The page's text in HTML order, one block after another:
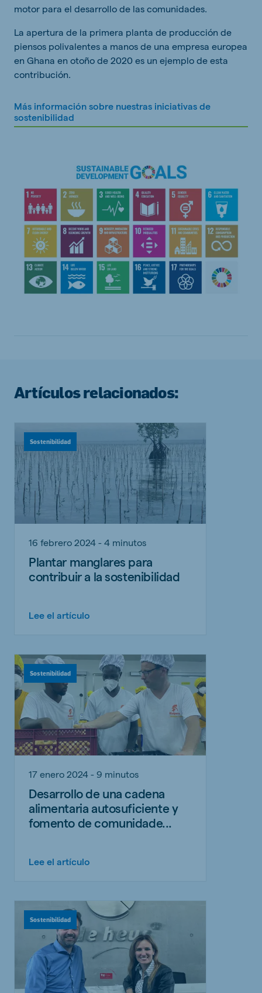
motor para el desarrollo de las comunidades.
La apertura de la primera planta de producción de
piensos polivalentes a manos de una empresa europea
en Ghana en otoño de 2020 es un ejemplo de esta
contribución.
Más información sobre nuestras iniciativas de
sostenibilidad
Artículos relacionados:
Sostenibilidad
16 febrero 2024 - 4 minutos
Plantar manglares para
contribuir a la sostenibilidad
Lee el artículo
Sostenibilidad
17 enero 2024 - 9 minutos
Desarrollo de una cadena
alimentaria autosuficiente y
fomento de comunidade...
Lee el artículo
Sostenibilidad